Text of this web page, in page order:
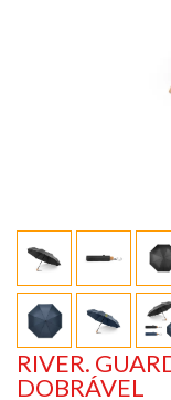
RIVER.
DOBRÁVEL